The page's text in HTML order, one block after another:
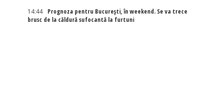
14:44
Prognoza pentru București, în weekend. Se va trece
brusc de la căldură sufocantă la furtuni